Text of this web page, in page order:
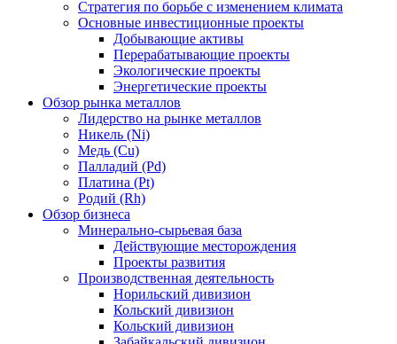
Стратегия по борьбе с изменением климата
Основные инвестиционные проекты
Добывающие активы
Перерабатывающие проекты
Экологические проекты
Энергетические проекты
Обзор рынка металлов
Лидерство на рынке металлов
Никель (Ni)
Медь (Cu)
Палладий (Pd)
Платина (Pt)
Родий (Rh)
Обзор бизнеса
Минерально-сырьевая база
Действующие месторождения
Проекты развития
Производственная деятельность
Норильский дивизион
Кольский дивизион
Кольский дивизион